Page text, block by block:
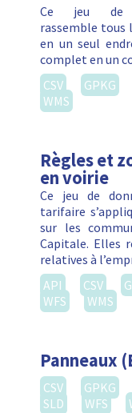
Ce jeu de
rassemble tous
en un seul
complet en un
CSV
GPKG
WMS
Règles et
en voirie
Ce jeu de
tarifaire
sur les
Capitale. Elles
relatives à
API
CSV
WFS
WMS
Panneaux
CSV GPKG
SLD
WFS